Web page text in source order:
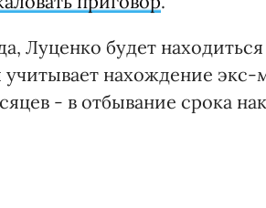
Луценко будет
учитывает нахождение
- в отбывание срока